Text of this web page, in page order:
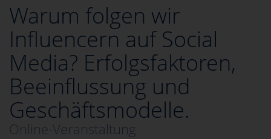
Warum folgen wir
Influencern auf Social
Media? Erfolgsfaktoren,
Beeinflussung und
Geschäftsmodelle.
Online-Veranstaltung